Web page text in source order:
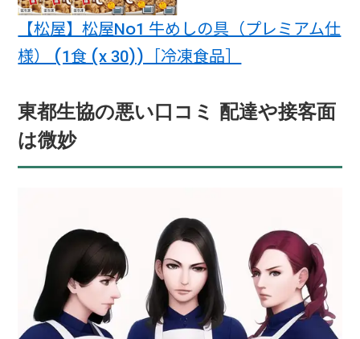
【松屋】松屋No1 牛めしの具（プレミアム仕
様） (1食 (x 30))［冷凍食品］
東都生協の悪い口コミ 配達や接客面
は微妙